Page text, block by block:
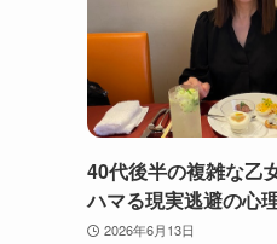
40代後半の複雑な乙
ハマる現実逃避の心
2026年6月13日